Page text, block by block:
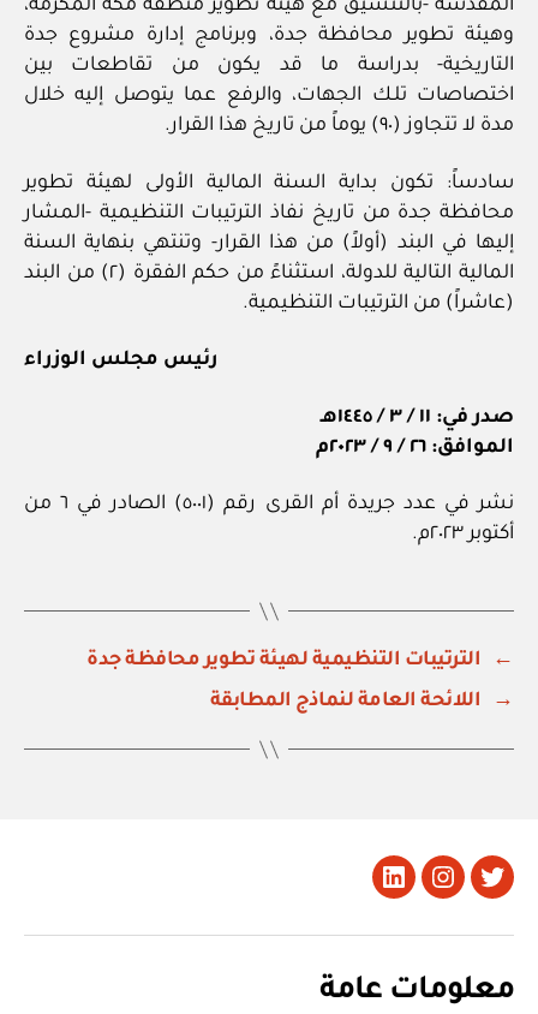
المقدسة -بالتنسيق مع هيئة تطوير منطقة مكة المكرمة،
وهيئة تطوير محافظة جدة، وبرنامج إدارة مشروع جدة
التاريخية- بدراسة ما قد يكون من تقاطعات بين
اختصاصات تلـك الجهات، والرفع عما يتوصل إليه خلال
مدة لا تتجاوز (٩٠) يوماً من تاريخ هذا القرار.
سادساً: تكون بداية السنة المالية الأولى لهيئة تطوير
محافظة جدة من تاريخ نفاذ الترتيبات التنظيمية -المشار
إليها في البند (أولاً) من هذا القرار- وتنتهي بنهاية السنة
المالية التالية للدولة، استثناءً من حكم الفقرة (٢) من البند
(عاشراً) من الترتيبات التنظيمية.
رئيس مجلس الوزراء
صدر في: ١١ / ٣ / ١٤٤٥هـ
الموافق: ٢٦ / ٩ / ٢٠٢٣م
نشر في عدد جريدة أم القرى رقم (٥٠٠١) الصادر في ٦ من
أكتوبر ٢٠٢٣م.
←
الترتيبات التنظيمية لهيئة تطوير محافظة جدة
→
اللائحة العامة لنماذج المطابقة
تويتر Instagram
LinkedIn
معلومات عامة